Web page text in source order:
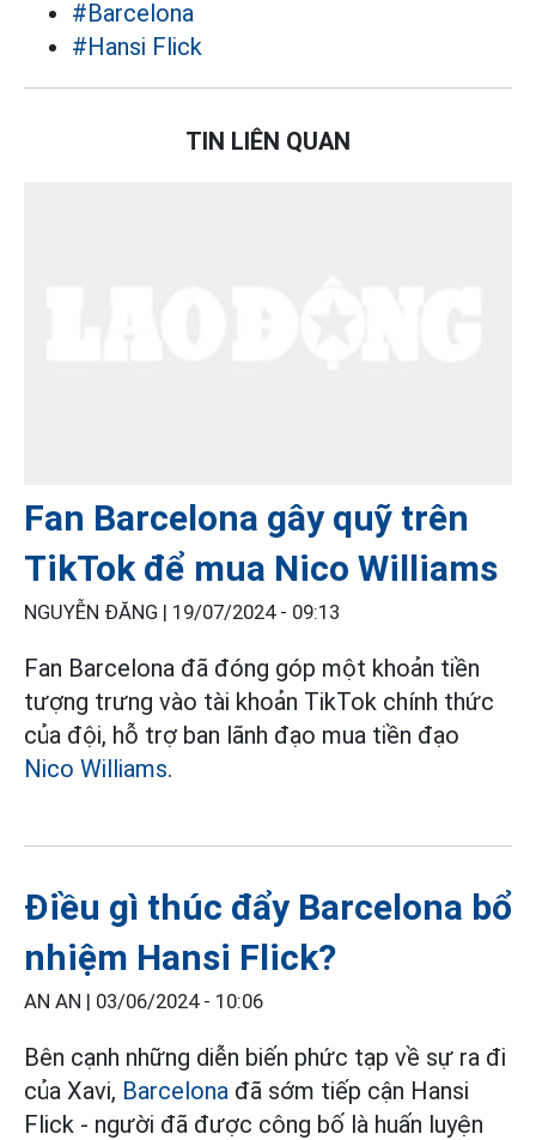
#Barcelona
#Hansi Flick
TIN LIÊN QUAN
Fan Barcelona gây quỹ trên
TikTok để mua Nico Williams
NGUYỄN ĐĂNG | 19/07/2024 - 09:13
Fan Barcelona đã đóng góp một khoản tiền
tượng trưng vào tài khoản TikTok chính thức
của đội, hỗ trợ ban lãnh đạo mua tiền đạo
Nico Williams.
Điều gì thúc đẩy Barcelona bổ
nhiệm Hansi Flick?
AN AN | 03/06/2024 - 10:06
Bên cạnh những diễn biến phức tạp về sự ra đi
của Xavi, Barcelona đã sớm tiếp cận Hansi
Flick - người đã được công bố là huấn luyện